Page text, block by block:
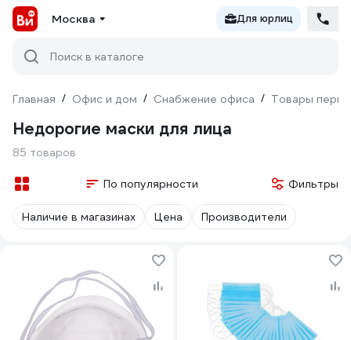
Москва Для юрлиц
Поиск в каталоге
Главная / Офис и дом / Снабжение офиса / Товары
Недорогие маски для лица
85 товаров
По популярности Фильтры
Наличие в магазинах Цена Производители